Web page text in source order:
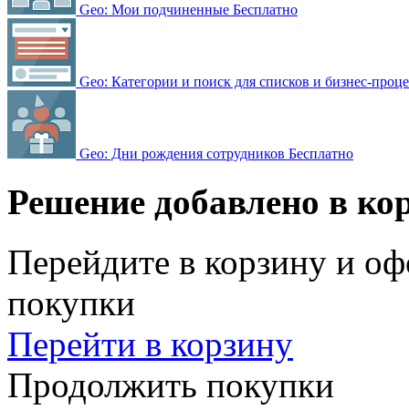
Geo: Мои подчиненные Бесплатно
Geo: Категории и поиск для списков и бизнес-
Geo: Дни рождения сотрудников Бесплатно
Решение добавлено в
Перейдите в корзину и
покупки
Перейти в корзину
Продолжить покупки